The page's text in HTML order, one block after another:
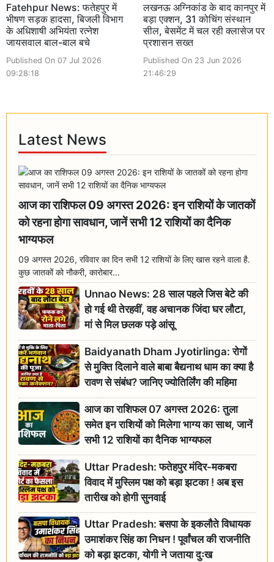
Fatehpur News: फतेहपुर में
भीषण सड़क हादसा, बिजली विभाग
के अधिशाषी अभियंता रत्नेश
जायसवाल बाल-बाल बचे
Published On 07 Jul 2026
09:28:18
लखनऊ अग्निकांड के बाद कानपुर में
बड़ा एक्शन, 31 कोचिंग संस्थान
सील, बेसमेंट में चल रही क्लासेज पर
प्रशासन सख्त
Published On 23 Jun 2026
21:46:29
Latest News
आज का राशिफल 09 अगस्त 2026: इन राशियों के जातकों
को रहना होगा सावधान, जानें सभी 12 राशियों का दैनिक
भाग्यफल
09 अगस्त 2026, रविवार का दिन सभी 12 राशियों के लिए खास रहने वाला है.
कुछ जातकों को नौकरी, कारोबार...
Unnao News: 28 साल पहले जिस बेटे की
हो गई थी तेरहवीं, वह अचानक जिंदा घर लौटा,
मां से मिल छलक पड़े आंसू
Baidyanath Dham Jyotirlinga: रोगों
से मुक्ति दिलाने वाले बाबा बैद्यनाथ धाम का क्या है
रावण से संबंध? जानिए ज्योतिर्लिंग की महिमा
आज का राशिफल 07 अगस्त 2026: तुला
समेत इन राशियों को मिलेगा भाग्य का साथ, जानें
सभी 12 राशियों का दैनिक भाग्यफल
Uttar Pradesh: फतेहपुर मंदिर-मकबरा
विवाद में मुस्लिम पक्ष को बड़ा झटका ! अब इस
तारीख को होगी सुनवाई
Uttar Pradesh: बसपा के इकलौते विधायक
उमाशंकर सिंह का निधन ! पूर्वांचल की राजनीति
को बड़ा झटका, योगी ने जताया दुःख